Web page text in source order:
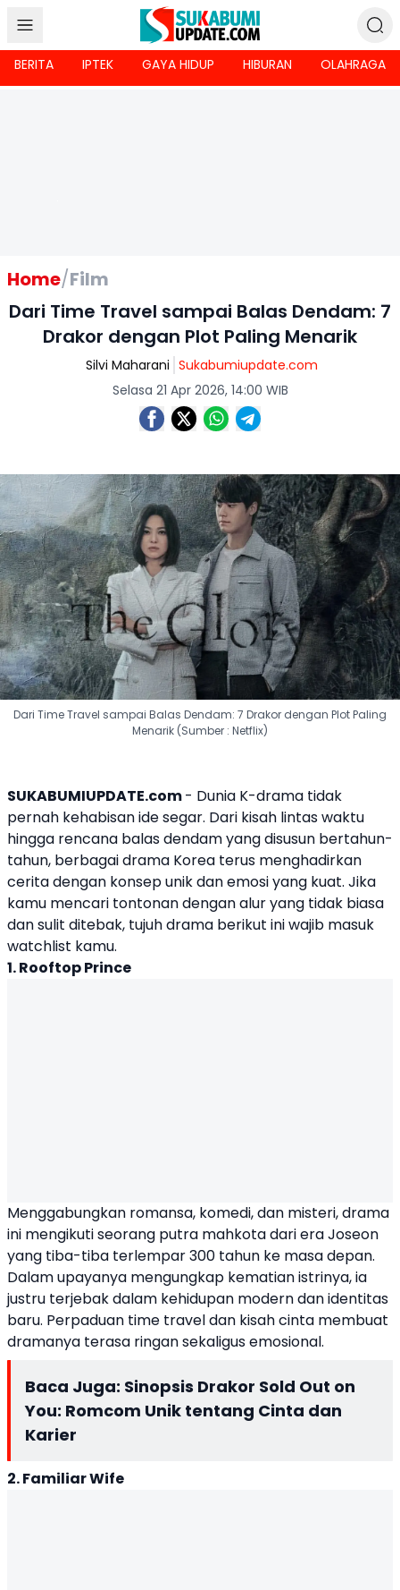
BERITA IPTEK GAYA HIDUP HIBURAN OLAHRAGA
Home/Film
Dari Time Travel sampai Balas Dendam: 7
Drakor dengan Plot Paling Menarik
Silvi Maharani Sukabumiupdate.com
Selasa 21 Apr 2026, 14:00 WIB
Dari Time Travel sampai Balas Dendam: 7 Drakor dengan Plot Paling
Menarik (Sumber : Netflix)
SUKABUMIUPDATE.com- Dunia K-drama tidak
pernah kehabisan ide segar. Dari kisah lintas waktu
hingga rencana balas dendam yang disusun bertahun-
tahun, berbagai drama Korea terus menghadirkan
cerita dengan konsep unik dan emosi yang kuat. Jika
kamu mencari tontonan dengan alur yang tidak biasa
dan sulit ditebak, tujuh drama berikut ini wajib masuk
watchlist kamu.
1. Rooftop Prince
Menggabungkan romansa, komedi, dan misteri, drama
ini mengikuti seorang putra mahkota dari era Joseon
yang tiba-tiba terlempar 300 tahun ke masa depan.
Dalam upayanya mengungkap kematian istrinya, ia
justru terjebak dalam kehidupan modern dan identitas
baru. Perpaduan time travel dan kisah cinta membuat
dramanya terasa ringan sekaligus emosional.
Baca Juga: Sinopsis Drakor Sold Out on
You: Romcom Unik tentang Cinta dan
Karier
2. Familiar Wife